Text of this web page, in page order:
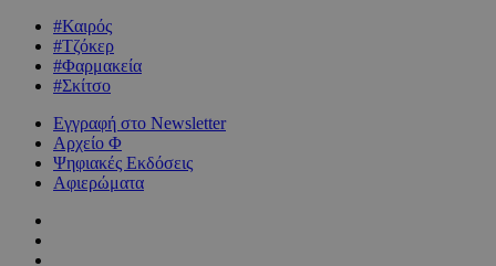
#Καιρός
#Τζόκερ
#Φαρμακεία
#Σκίτσο
Εγγραφή στο Newsletter
Αρχείο Φ
Ψηφιακές Εκδόσεις
Αφιερώματα